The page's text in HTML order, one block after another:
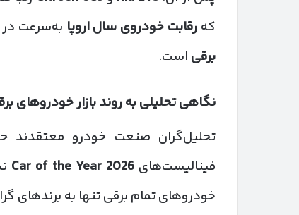
که رقابت خودروی سال اروپا به‌سرعت
برقی است.
نگاهی تحلیلی به روند بازار خودروهای
تحلیل‌گران صنعت خودرو
فینالیست‌هایCar of the Year 2026
خودروهای تمام برقی تنها به برندهای